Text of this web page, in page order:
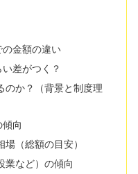
の金額の違い
差がつく？
のか？（背景と制度理
向
（総額の目安）
業など）の傾向